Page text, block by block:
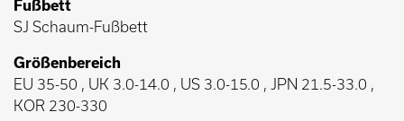
Fußbett
SJ Schaum-Fußbett
Größenbereich
EU 35-50 , UK 3.0-14.0 , US 3.0-15.0 , JPN 21.5-33.0 ,
KOR 230-330